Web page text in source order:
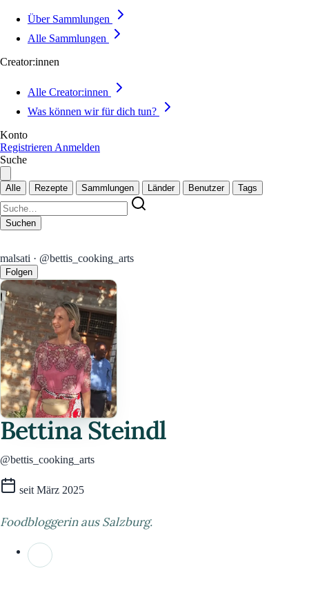
Über Sammlungen
Alle Sammlungen
Creator:innen
Alle Creator:innen
Was können wir für dich tun?
Konto
Registrieren Anmelden
Suche
Alle Rezepte Sammlungen Länder Benutzer Tags
Suchen
malsati · @bettis_cooking_arts
Folgen
Bettina Steindl
@bettis_cooking_arts
seit März 2025
Foodbloggerin aus Salzburg.